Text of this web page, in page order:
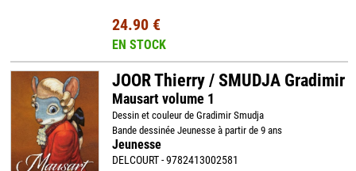
24.90 €
EN STOCK
JOOR Thierry / SMUDJA Gradimir
Mausart volume 1
Dessin et couleur de Gradimir Smudja
Bande dessinée Jeunesse à partir de 9 ans
Jeunesse
DELCOURT - 9782413002581